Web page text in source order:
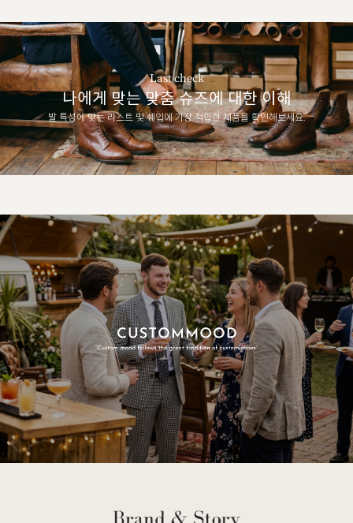
Last check
나에게 맞는 맞춤 슈즈에 대한 이해
발 특성에 맞는 라스트 및 쉐입에 가장 적합한 제품을 확인해보세요.